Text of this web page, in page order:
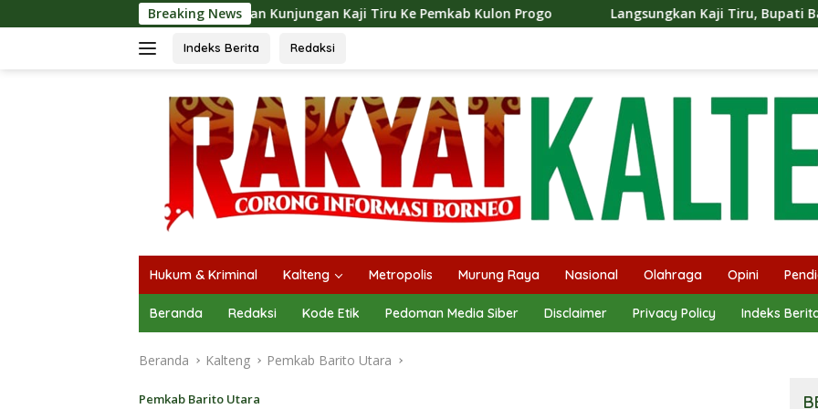
ke
Breaking News
Kunjungan Kaji Tiru Ke Pemkab Kulon Progo Langsungkan Kaji Tiru, Bupati Bantul Paparkan Sejumlah
Indeks Berita Redaksi
Hukum & Kriminal Kalteng Metropolis Murung Raya Nasional Olahraga Opini
Beranda Redaksi Kode Etik Pedoman Media Siber Disclaimer Privacy Policy Indeks
Beranda Kalteng Pemkab Barito Utara
Pemkab Barito Utara